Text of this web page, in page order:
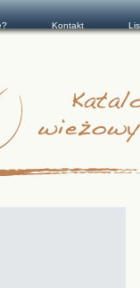
Kontakt